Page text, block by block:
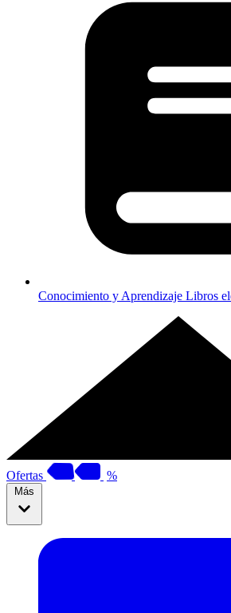
Conocimiento y Aprendizaje Libros
Ofertas %
Más